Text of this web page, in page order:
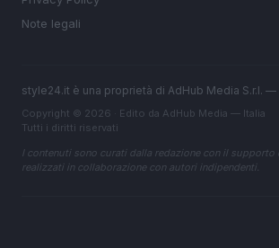
Note legali
style24.it è una proprietà di AdHub Media S.r.l. —
Copyright © 2026 · Edito da AdHub Media — Italia
Tutti i diritti riservati
I contenuti sono curati dalla redazione con il
realizzati in collaborazione con autori indipendenti.